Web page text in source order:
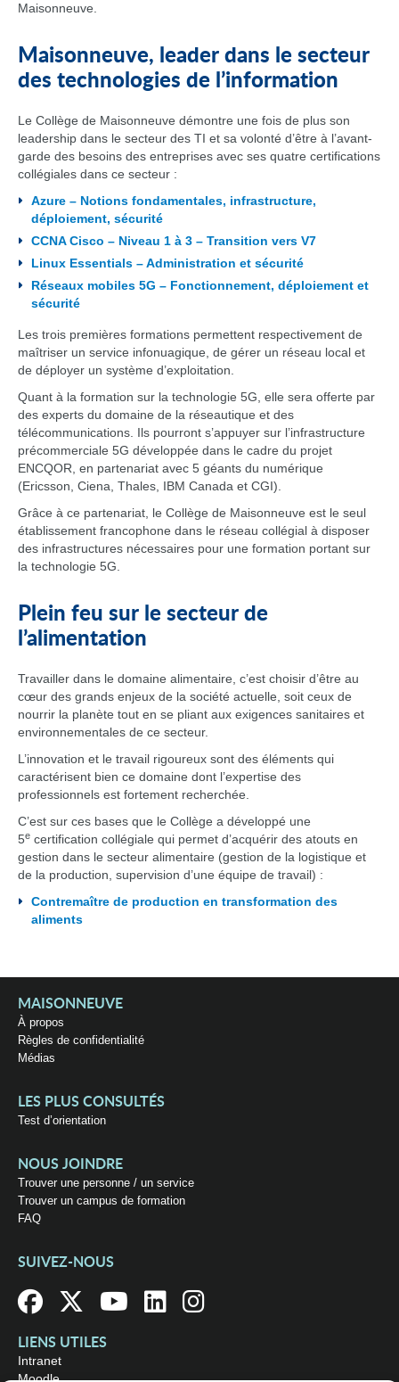
Maisonneuve.
Maisonneuve, leader dans le secteur
des technologies de l’information
Le Collège de Maisonneuve démontre une fois de plus son
leadership dans le secteur des TI et sa volonté d’être à l’avant-
garde des besoins des entreprises avec ses quatre certifications
collégiales dans ce secteur :
Azure – Notions fondamentales, infrastructure,
déploiement, sécurité
CCNA Cisco – Niveau 1 à 3 – Transition vers V7
Linux Essentials – Administration et sécurité
Réseaux mobiles 5G – Fonctionnement, déploiement et
sécurité
Les trois premières formations permettent respectivement de
maîtriser un service infonuagique, de gérer un réseau local et
de déployer un système d’exploitation.
Quant à la formation sur la technologie 5G, elle sera offerte par
des experts du domaine de la réseautique et des
télécommunications. Ils pourront s’appuyer sur l’infrastructure
précommerciale 5G développée dans le cadre du projet
ENCQOR, en partenariat avec 5 géants du numérique
(Ericsson, Ciena, Thales, IBM Canada et CGI).
Grâce à ce partenariat, le Collège de Maisonneuve est le seul
établissement francophone dans le réseau collégial à disposer
des infrastructures nécessaires pour une formation portant sur
la technologie 5G.
Plein feu sur le secteur de
l’alimentation
Travailler dans le domaine alimentaire, c’est choisir d’être au
cœur des grands enjeux de la société actuelle, soit ceux de
nourrir la planète tout en se pliant aux exigences sanitaires et
environnementales de ce secteur.
L’innovation et le travail rigoureux sont des éléments qui
caractérisent bien ce domaine dont l’expertise des
professionnels est fortement recherchée.
C’est sur ces bases que le Collège a développé une
5e certification collégiale qui permet d’acquérir des atouts en
gestion dans le secteur alimentaire (gestion de la logistique et
de la production, supervision d’une équipe de travail) :
Contremaître de production en transformation des
aliments
MAISONNEUVE
À propos
Règles de confidentialité
Médias
LES PLUS CONSULTÉS
Test d’orientation
NOUS JOINDRE
Trouver une personne / un service
Trouver un campus de formation
FAQ
SUIVEZ-NOUS
LIENS UTILES
Intranet
Moodle